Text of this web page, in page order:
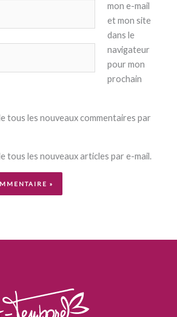
mon e-mail
et mon site
dans le
navigateur
pour mon
prochain
tous les nouveaux commentaires par
tous les nouveaux articles par e-mail.